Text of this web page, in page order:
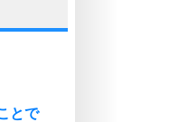
とで